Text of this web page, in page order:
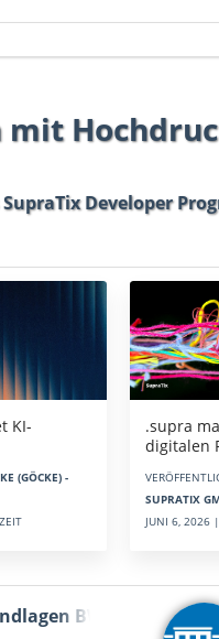
SupraTix Developer
KI-
(GÖCKE) -
.supra
digitalen
SUPRATIX
JUNI 6, 2026
BWL